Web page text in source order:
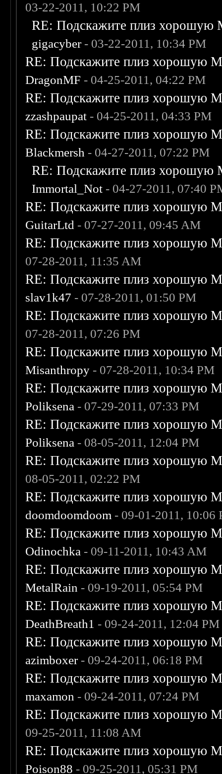
03-22-2011, 10:22 PM
RE: Подскажите плиз хорошую
gigacyber- 03-22-2011, 10:34 PM
RE: Подскажите плиз хорошую
DragonMF - 04-25-2011, 04:22 PM
RE: Подскажите плиз хорошую
zzashpaupat - 04-25-2011, 04:33 PM
RE: Подскажите плиз хорошую
Blackmersh - 04-27-2011, 07:22 PM
RE: Подскажите плиз хорошую
Immortal_Not - 04-27-2011, 07:40
RE: Подскажите плиз хорошую
GuitarLtd - 07-27-2011, 09:45 AM
RE: Подскажите плиз хорошую
07-28-2011, 11:35 AM
RE: Подскажите плиз хорошую
slav1k47 - 07-28-2011, 01:50 PM
RE: Подскажите плиз хорошую
07-28-2011, 07:26 PM
RE: Подскажите плиз хорошую
Misanthropy - 07-28-2011, 10:34 PM
RE: Подскажите плиз хорошую
Poliksena - 07-29-2011, 07:33 PM
RE: Подскажите плиз хорошую
Poliksena - 08-05-2011, 12:04 PM
RE: Подскажите плиз хорошую
08-05-2011, 02:22 PM
RE: Подскажите плиз хорошую
doomdoomdoom - 09-01-2011, 10:06
RE: Подскажите плиз хорошую
Odinochka - 09-11-2011, 10:43 AM
RE: Подскажите плиз хорошую
MetalRain - 09-19-2011, 05:54 PM
RE: Подскажите плиз хорошую
DeathBreath1 - 09-24-2011, 12:04 PM
RE: Подскажите плиз хорошую
azimboxer- 09-24-2011, 06:18 PM
RE: Подскажите плиз хорошую
maxamon - 09-24-2011, 07:24 PM
RE: Подскажите плиз хорошую
09-25-2011, 11:08 AM
RE: Подскажите плиз хорошую
Poison88 - 09-25-2011, 05:31 PM